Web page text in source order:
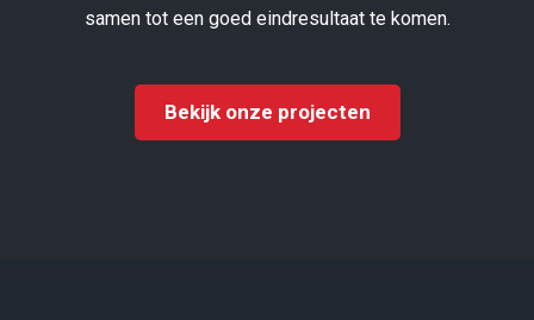
samen tot een goed eindresultaat te komen.
Bekijk onze projecten